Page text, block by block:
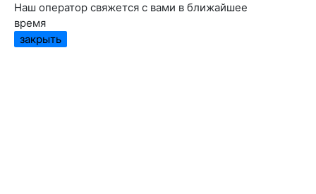
Наш оператор свяжется с вами в ближайшее
время
закрыть